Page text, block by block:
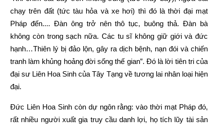
chạy trên đất (tức tàu hỏa và xe hơi) thì đó là thời đại mạt
Pháp đến.... Đàn ông trở nên thô tục, buông thả. Đàn bà
không còn trong sạch nữa. Các tu sĩ không giữ giới và đức
hạnh…Thiên lý bị đảo lộn, gây ra dịch bệnh, nạn đói và chiến
tranh làm khủng hoảng đời sống thế gian”. Đó là lời tiên tri của
đại sư Liên Hoa Sinh của Tây Tạng về tương lai nhân loại hiện
đại.
Đức Liên Hoa Sinh còn dự ngôn rằng: vào thời mạt Pháp đó,
rất nhiều người xuất gia truy cầu danh lợi, họ tích lũy tài sản